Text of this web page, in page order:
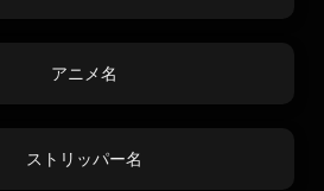
アニメ名
ストリッパー名